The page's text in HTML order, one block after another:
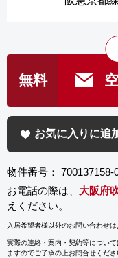
無料
お気に入りに追
物件番号： 700137158-
お電話の際は、 大阪府
えください。
入居希望者様以外のお問い合わせは
実際の連絡・案内・契約等について
ますのでご了承の上お問合せくださ